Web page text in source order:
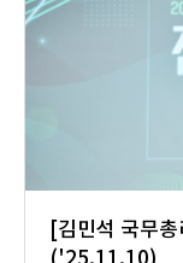
[김민석 국무